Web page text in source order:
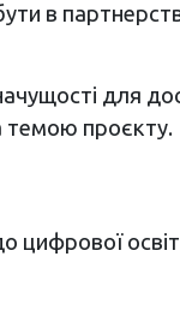
в
для
темою проєкту.
цифрової